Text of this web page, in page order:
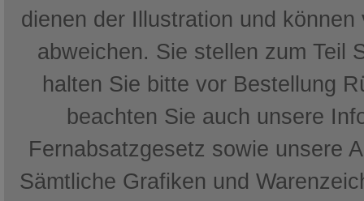
dienen der Illustration und
abweichen. Sie stellen zum Teil
halten Sie bitte vor Bestellung
beachten Sie auch unsere
Fernabsatzgesetz sowie unsere
Sämtliche Grafiken und